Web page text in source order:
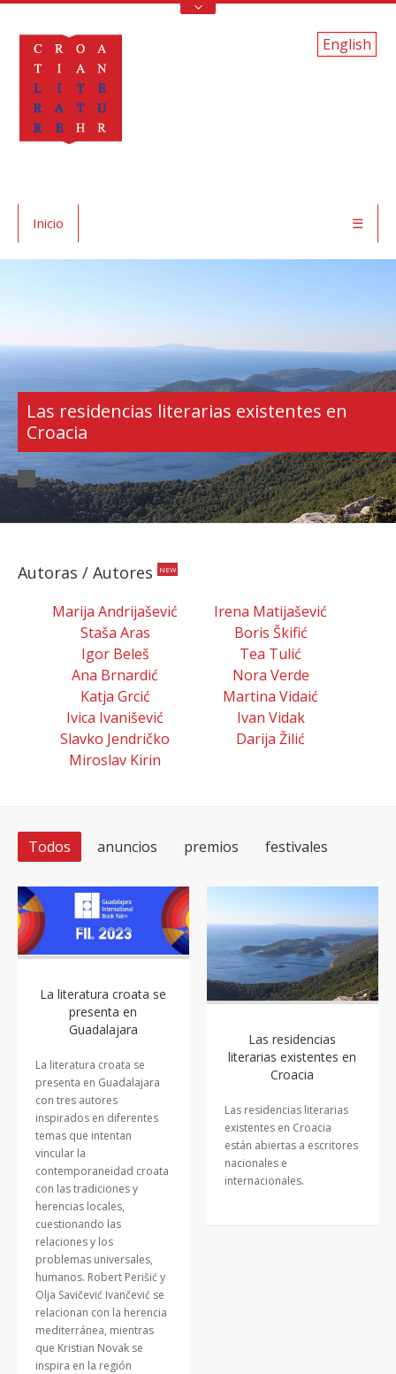
English
Inicio ☰
Las residencias literarias existentes en
Croacia
Autoras / Autores NEW
Marija Andrijašević
Staša Aras
Igor Beleš
Ana Brnardić
Katja Grcić
Ivica Ivanišević
Slavko Jendričko
Miroslav Kirin
Irena Matijašević
Boris Škifić
Tea Tulić
Nora Verde
Martina Vidaić
Ivan Vidak
Darija Žilić
Todos anuncios premios festivales
La literatura croata se
presenta en
Guadalajara
La literatura croata se
presenta en Guadalajara
con tres autores
inspirados en diferentes
temas que intentan
vincular la
contemporaneidad croata
con las tradiciones y
herencias locales,
cuestionando las
relaciones y los
problemas universales,
humanos. Robert Perišić y
Olja Savičević Ivančević se
relacionan con la herencia
mediterránea, mientras
que Kristian Novak se
inspira en la región
Las residencias
literarias existentes en
Croacia
Las residencias literarias
existentes en Croacia
están abiertas a escritores
nacionales e
internacionales.